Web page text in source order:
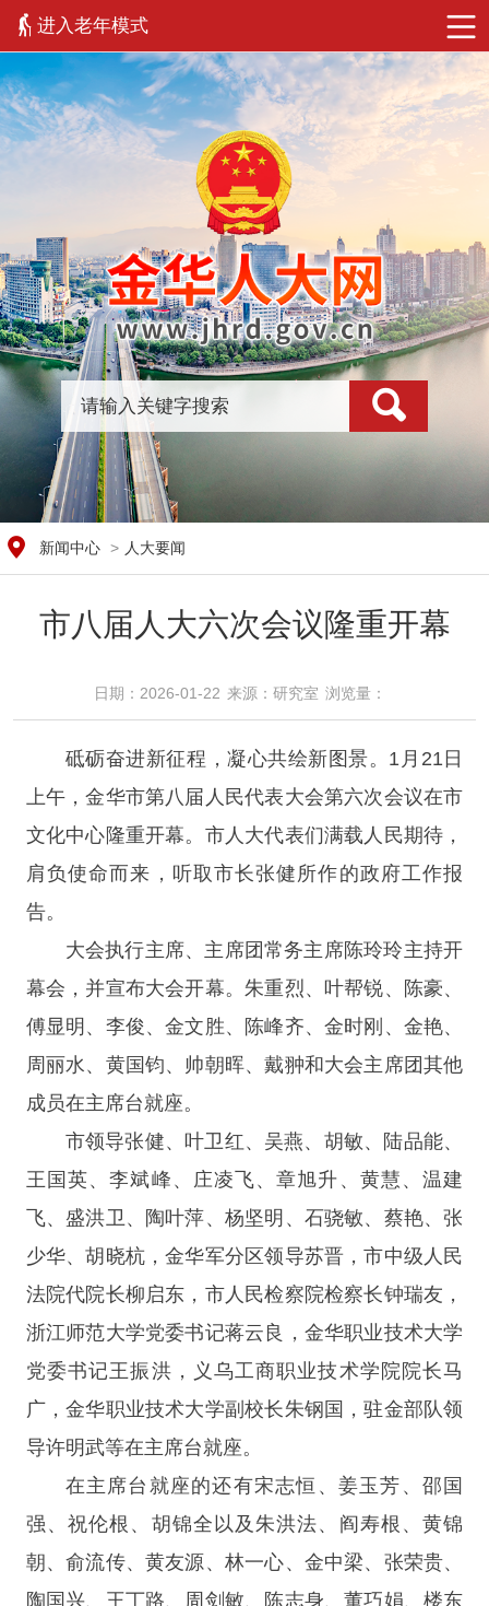
进入老年模式
新闻中心 > 人大要闻
市八届人大六次会议隆重开幕
日期：2026-01-22 来源：​研究室 浏览量：​
砥砺奋进新征程，凝心共绘新图景。1月21日
上午，金华市第八届人民代表大会第六次会议在市
文化中心隆重开幕。市人大代表们满载人民期待，
肩负使命而来，听取市长张健所作的政府工作报
告。
大会执行主席、主席团常务主席陈玲玲主持开
幕会，并宣布大会开幕。朱重烈、叶帮锐、陈豪、
傅显明、李俊、金文胜、陈峰齐、金时刚、金艳、
周丽水、黄国钧、帅朝晖、戴翀和大会主席团其他
成员在主席台就座。
市领导张健、叶卫红、吴燕、胡敏、陆品能、
王国英、李斌峰、庄凌飞、章旭升、黄慧、温建
飞、盛洪卫、陶叶萍、杨坚明、石骁敏、蔡艳、张
少华、胡晓杭，金华军分区领导苏晋，市中级人民
法院代院长柳启东，市人民检察院检察长钟瑞友，
浙江师范大学党委书记蒋云良，金华职业技术大学
党委书记王振洪，义乌工商职业技术学院院长马
广，金华职业技术大学副校长朱钢国，驻金部队领
导许明武等在主席台就座。
在主席台就座的还有宋志恒、姜玉芳、邵国
强、祝伦根、胡锦全以及朱洪法、阎寿根、黄锦
朝、俞流传、黄友源、林一心、金中梁、张荣贵、
陶国兴、王丁路、周剑敏、陈志身、董巧娟、楼东